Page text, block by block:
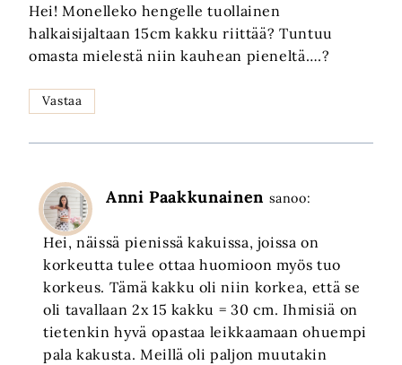
Hei! Monelleko hengelle tuollainen
halkaisijaltaan 15cm kakku riittää? Tuntuu
omasta mielestä niin kauhean pieneltä….?
Vastaa
Anni Paakkunainen sanoo:
Hei, näissä pienissä kakuissa, joissa on
korkeutta tulee ottaa huomioon myös tuo
korkeus. Tämä kakku oli niin korkea, että se
oli tavallaan 2x 15 kakku = 30 cm. Ihmisiä on
tietenkin hyvä opastaa leikkaamaan ohuempi
pala kakusta. Meillä oli paljon muutakin